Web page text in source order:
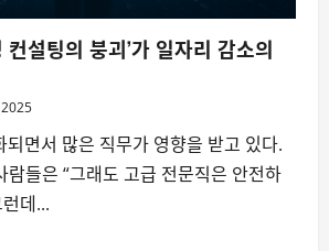
컨설팅의 붕괴’가 일자리 감소의
되면서 많은 직무가 영향을 받고 있다.
람들은 “그래도 고급 전문직은 안전하
데...